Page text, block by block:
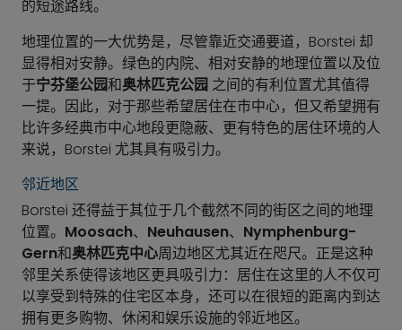
的短途路线。
地理位置的一大优势是，尽管靠近交通要道，Borstei 却
显得相对安静。绿色的内院、相对安静的地理位置以及位
于宁芬堡公园和奥林匹克公园 之间的有利位置尤其值得
一提。因此，对于那些希望居住在市中心，但又希望拥有
比许多经典市中心地段更隐蔽、更有特色的居住环境的人
来说，Borstei 尤其具有吸引力。
邻近地区
Borstei 还得益于其位于几个截然不同的街区之间的地理
位置。 Moosach、 Neuhausen、 Nymphenburg-
Gern和奥林匹克中心周边地区尤其近在咫尺。正是这种
邻里关系使得该地区更具吸引力：居住在这里的人不仅可
以享受到特殊的住宅区本身，还可以在很短的距离内到达
拥有更多购物、休闲和娱乐设施的邻近地区。